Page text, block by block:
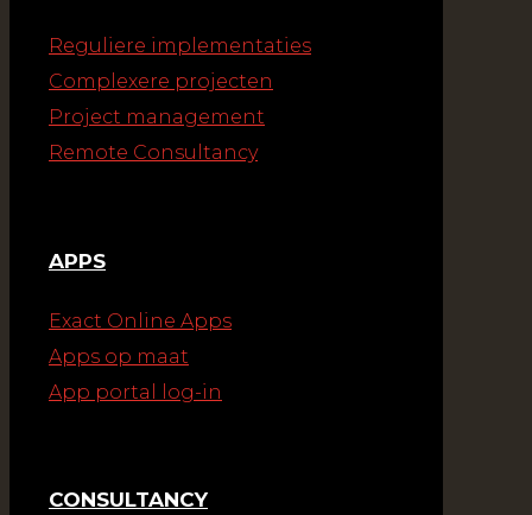
Reguliere implementaties
Complexere projecten
Project management
Remote Consultancy
APPS
Exact Online Apps
Apps op maat
App portal log-in
CONSULTANCY